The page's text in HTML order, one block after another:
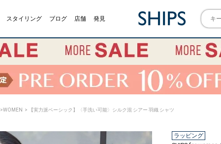
スタイリング ブログ 店舗 発見
>WOMEN > 【実力派ベーシック】〈手洗い可能〉シルク混 シアー 羽織 シャツ
ラッピング